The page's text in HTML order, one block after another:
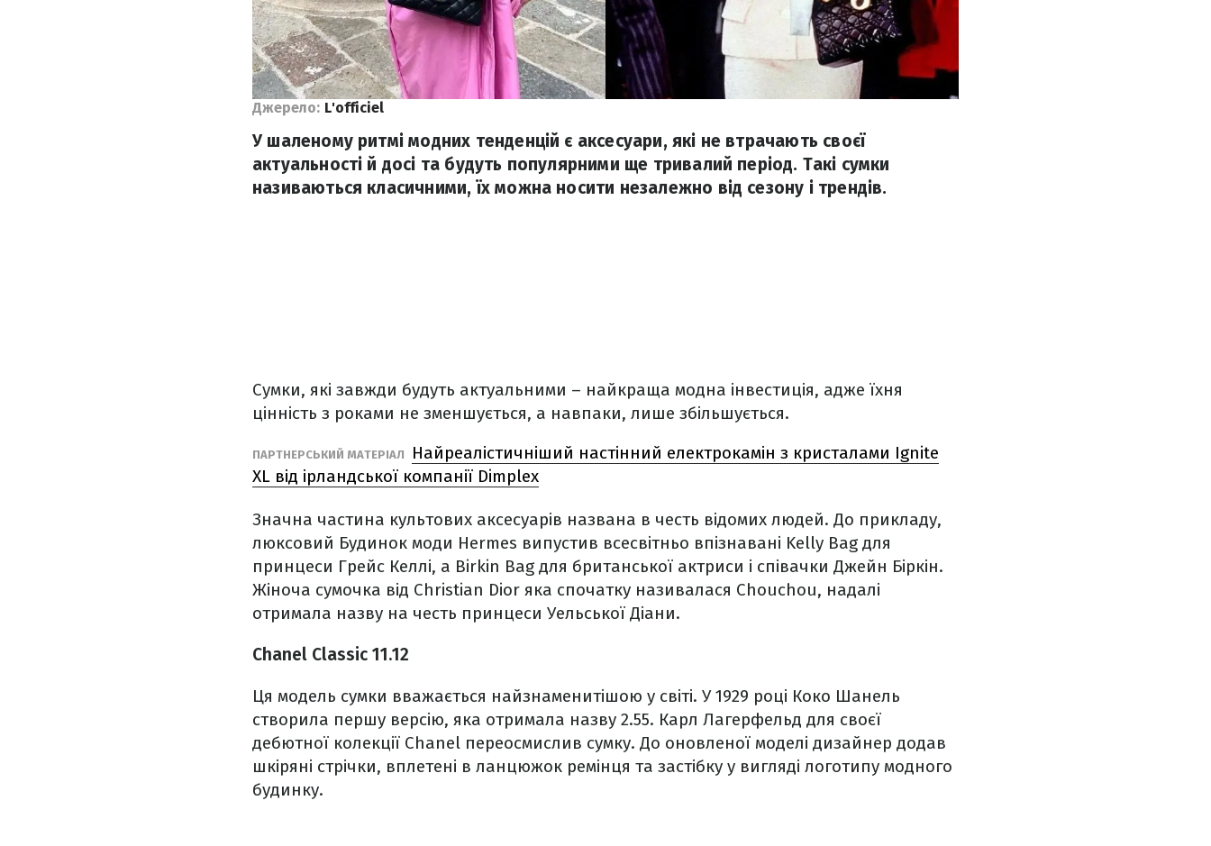
Джерело: L'officiel
У шаленому ритмі модних тенденцій є аксесуари, які не втрачають своєї
актуальності й досі та будуть популярними ще тривалий період. Такі сумки
називаються класичними, їх можна носити незалежно від сезону і трендів.
Сумки, які завжди будуть актуальними – найкраща модна інвестиція, адже їхня
цінність з роками не зменшується, а навпаки, лише збільшується.
ПАРТНЕРСЬКИЙ МАТЕРІАЛ
Найреалістичніший настінний електрокамін з кристалами Ignite
XL від ірландської компанії Dimplex
Значна частина культових аксесуарів названа в честь відомих людей. До прикладу,
люксовий Будинок моди Hermes випустив всесвітньо впізнавані Kelly Bag для
принцеси Грейс Келлі, а Birkin Bag для британської актриси і співачки Джейн Біркін.
Жіноча сумочка від Christian Dior яка спочатку називалася Chouchou, надалі
отримала назву на честь принцеси Уельської Діани.
Chanel Classic 11.12
Ця модель сумки вважається найзнаменитішою у світі. У 1929 році Коко Шанель
створила першу версію, яка отримала назву 2.55. Карл Лагерфельд для своєї
дебютної колекції Chanel переосмислив сумку. До оновленої моделі дизайнер додав
шкіряні стрічки, вплетені в ланцюжок ремінця та застібку у вигляді логотипу модного
будинку.